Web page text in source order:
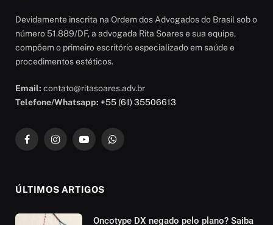
Devidamente inscrita na Ordem dos Advogados do Brasil sob o
número 51.889/DF, a advogada Rita Soares e sua equipe,
compõem o primeiro escritório especializado em saúde e
procedimentos estéticos.
Email: contato@ritasoares.adv.br
Telefone/Whatsapp: +55 (61) 35506613
FacebookInstagramYouTubeWhatsApp
ÚLTIMOS ARTIGOS
Oncotype DX negado pelo plano? Saiba